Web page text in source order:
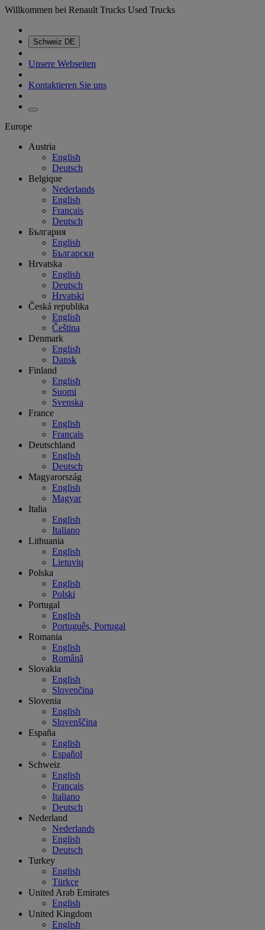
Willkommen bei Renault Trucks Used Trucks
Schweiz DE
Unsere Webseiten
Kontaktieren Sie uns
Europe
Austria
English
Deutsch
Belgique
Nederlands
English
Français
Deutsch
България
English
Български
Hrvatska
English
Deutsch
Hrvatski
Česká republika
English
Čeština
Denmark
English
Dansk
Finland
English
Suomi
Svenska
France
English
Français
Deutschland
English
Deutsch
Magyarország
English
Magyar
Italia
English
Italiano
Lithuania
English
Lietuvių
Polska
English
Polski
Portugal
English
Português, Portugal
Romania
English
Română
Slovakia
English
Slovenčina
Slovenia
English
Slovenščina
España
English
Español
Schweiz
English
Français
Italiano
Deutsch
Nederland
Nederlands
English
Deutsch
Turkey
English
Türkçe
United Arab Emirates
English
United Kingdom
English